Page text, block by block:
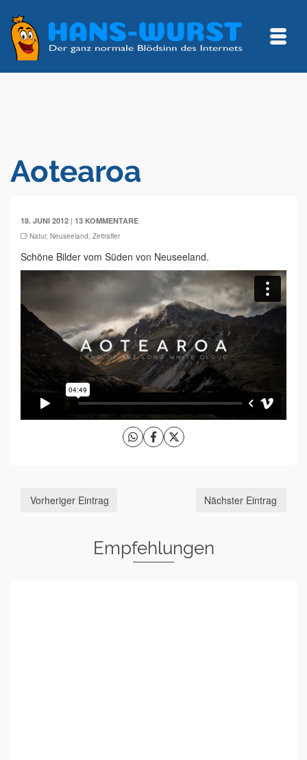
Aotearoa
18. JUNI 2012 | 13 KOMMENTARE
Natur, Neuseeland, Zeitraffer
Schöne Bilder vom Süden von Neuseeland.
Vorheriger Eintrag Nächster Eintrag
Empfehlungen